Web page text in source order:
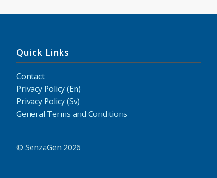
Quick Links
Contact
Privacy Policy (En)
Privacy Policy (Sv)
General Terms and Conditions
© SenzaGen 2026